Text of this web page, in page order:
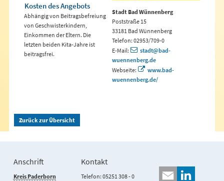
Kosten des Angebots
Abhängig von Beitragsbefreiung
von Geschwisterkindern,
Einkommen der Eltern. Die
letzten beiden Kita-Jahre ist
beitragsfrei.
Stadt Bad Wünnenberg
Poststraße 15
33181 Bad Wünnenberg
Telefon: 02953/709-0
E-Mail:
stadt@bad-
wuennenberg.de
Webseite:
www.bad-
wuennenberg.de/
Zurück zur Übersicht
Anschrift
Kreis Paderborn
Kontakt
Telefon: 05251 308 - 0